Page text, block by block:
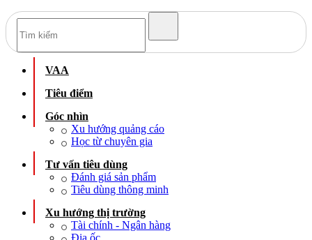
VAA
Tiêu điểm
Góc nhìn
Xu hướng quảng cáo
Học từ chuyên gia
Tư vấn tiêu dùng
Đánh giá sản phẩm
Tiêu dùng thông minh
Xu hướng thị trường
Tài chính - Ngân hàng
Địa ốc